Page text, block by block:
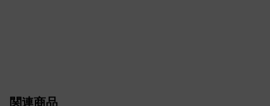
関連商品